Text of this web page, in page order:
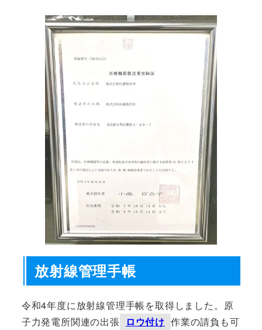
放射線管理手帳
令和4年度に放射線管理手帳を取得しました。原
子力発電所関連の出張
ロウ付け 作業の請負も可